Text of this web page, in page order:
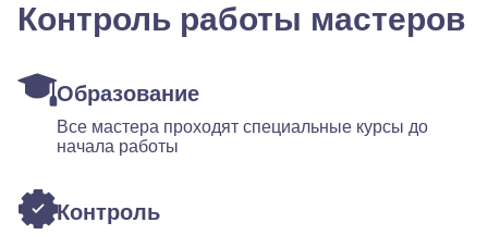
Контроль работы мастеров
Образование
Все мастера проходят специальные курсы до
начала работы
Контроль